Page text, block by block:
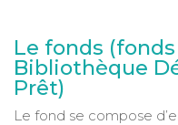
Le fonds
Bibliothèque
Prêt)
Le fond se compose